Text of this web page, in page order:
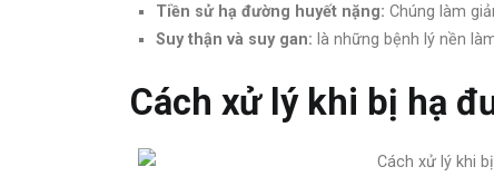
Tiền sử hạ đường huyết nặng: Chúng làm
Suy thận và suy gan: là những bệnh lý nền
Cách xử lý khi bị hạ